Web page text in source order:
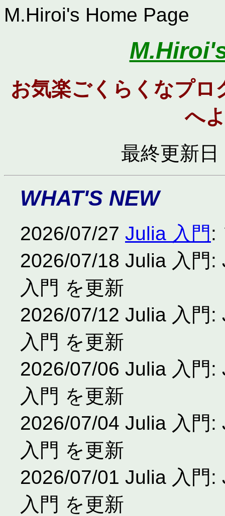
M.Hiroi's Home Page
お気楽ごくらくなプ
へ
最終更新
WHAT'S NEW
2026/07/27 Julia 入門 :
2026/07/18 Julia 入門:
入門 を更新
2026/07/12 Julia 入門:
入門 を更新
2026/07/06 Julia 入門:
入門 を更新
2026/07/04 Julia 入門:
入門 を更新
2026/07/01 Julia 入門:
入門 を更新